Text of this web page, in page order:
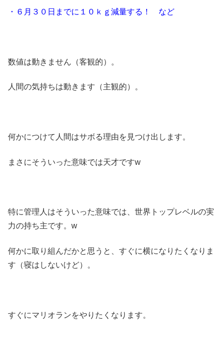
・６月３０日までに１０ｋｇ減量する！ など
数値は動きません（客観的）。
人間の気持ちは動きます（主観的）。
何かにつけて人間はサボる理由を見つけ出します。
まさにそういった意味では天才ですw
特に管理人はそういった意味では、世界トップレベルの実
力の持ち主です。w
何かに取り組んだかと思うと、すぐに横になりたくなりま
す（寝はしないけど）。
すぐにマリオランをやりたくなります。